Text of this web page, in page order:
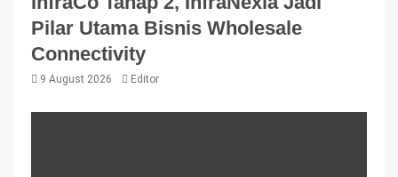
Pilar Utama Bisnis Wholesale
Connectivity
9 August 2026 Editor